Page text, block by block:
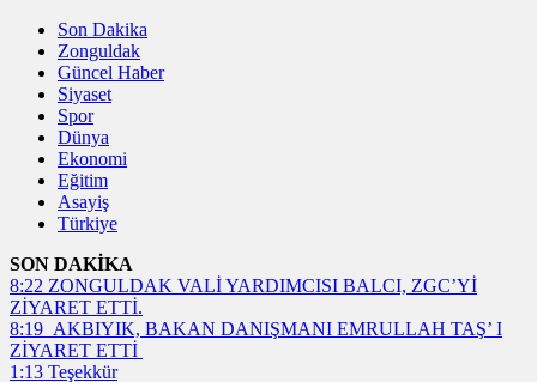
Son Dakika
Zonguldak
Güncel Haber
Siyaset
Spor
Dünya
Ekonomi
Eğitim
Asayiş
Türkiye
SON DAKİKA
8:22 ZONGULDAK VALİ YARDIMCISI BALCI, ZGC’Yİ
ZİYARET ETTİ.
8:19 AKBIYIK, BAKAN DANIŞMANI EMRULLAH TAŞ’ I
ZİYARET ETTİ
1:13 Teşekkür